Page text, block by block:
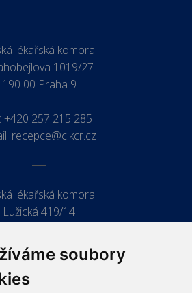
soubory
lékařská komora
1019/27
190 00 Praha 9
+420 257 215 285
recepce@clkcr.cz
lékařská komora
Lužická 419/14